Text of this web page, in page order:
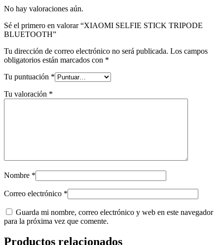
No hay valoraciones aún.
Sé el primero en valorar “XIAOMI SELFIE STICK TRIPODE
BLUETOOTH”
Tu dirección de correo electrónico no será publicada. Los campos
obligatorios están marcados con *
Tu puntuación *
Tu valoración *
Nombre *
Correo electrónico *
Guarda mi nombre, correo electrónico y web en este navegador
para la próxima vez que comente.
Productos relacionados